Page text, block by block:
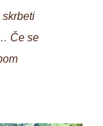
skrbeti
Če se